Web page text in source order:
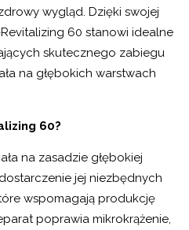
wygląd. Dzięki swojej
60 stanowi idealne
skutecznego zabiegu
na głębokich warstwach
60?
na zasadzie głębokiej
jej niezbędnych
wspomagają produkcję
poprawia mikrokrążenie,